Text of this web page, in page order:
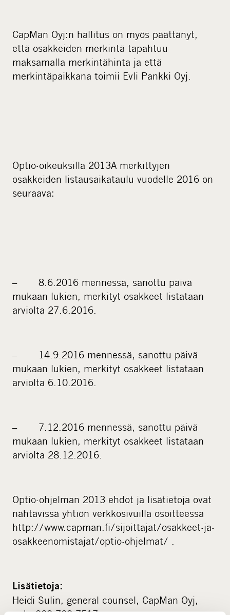
CapMan Oyj:n hallitus on myös päättänyt,
että osakkeiden merkintä tapahtuu
maksamalla merkintähinta ja että
merkintäpaikkana toimii Evli Pankki Oyj.
Optio-oikeuksilla 2013A merkittyjen
osakkeiden listausaikataulu vuodelle 2016 on
seuraava:
– 8.6.2016 mennessä, sanottu päivä
mukaan lukien, merkityt osakkeet listataan
arviolta 27.6.2016.
– 14.9.2016 mennessä, sanottu päivä
mukaan lukien, merkityt osakkeet listataan
arviolta 6.10.2016.
– 7.12.2016 mennessä, sanottu päivä
mukaan lukien, merkityt osakkeet listataan
arviolta 28.12.2016.
Optio-ohjelman 2013 ehdot ja lisätietoja ovat
nähtävissä yhtiön verkkosivuilla osoitteessa
http://www.capman.fi/sijoittajat/osakkeet-ja-
osakkeenomistajat/optio-ohjelmat/ .
Lisätietoja:
Heidi Sulin, general counsel, CapMan Oyj,